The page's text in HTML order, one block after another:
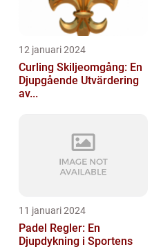
12 januari 2024
Curling Skiljeomgång: En
Djupgående Utvärdering
av...
11 januari 2024
Padel Regler: En
Djupdykning i Sportens